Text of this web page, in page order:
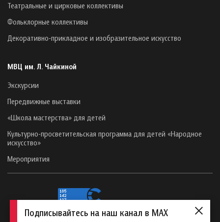
Театральные и цирковые коллективы
Фольклорные коллективы
Декоративно-прикладное и изобразительное искусство
МВЦ им. Л. Чайкиной
Экскурсии
Передвижные выставки
«Школа мастерства» для детей
Культурно-просветительская программа для детей «Народное
искусство»
Мероприятия
Подписывайтесь на наш канал в MAX